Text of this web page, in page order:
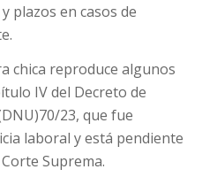
plazos en casos de
chica reproduce algunos
IV del Decreto de
23, que fue
laboral y está pendiente
Suprema.